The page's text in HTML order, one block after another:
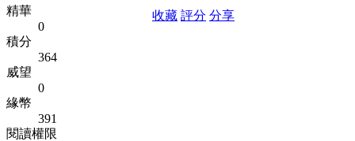
精華
0
積分
364
威望
0
緣幣
391
閱讀權限
收藏 評分 分享